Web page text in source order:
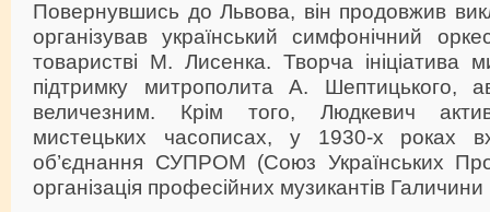
Повернувшись до Львова, він продовжив
організував український симфонічний
товаристві М. Лисенка. Творча ініціатива
підтримку митрополита А. Шептицького,
величезним. Крім того, Людкевич
мистецьких часописах, у 1930-х роках
об’єднання СУПРОМ (Союз Українських
організація професійних музикантів